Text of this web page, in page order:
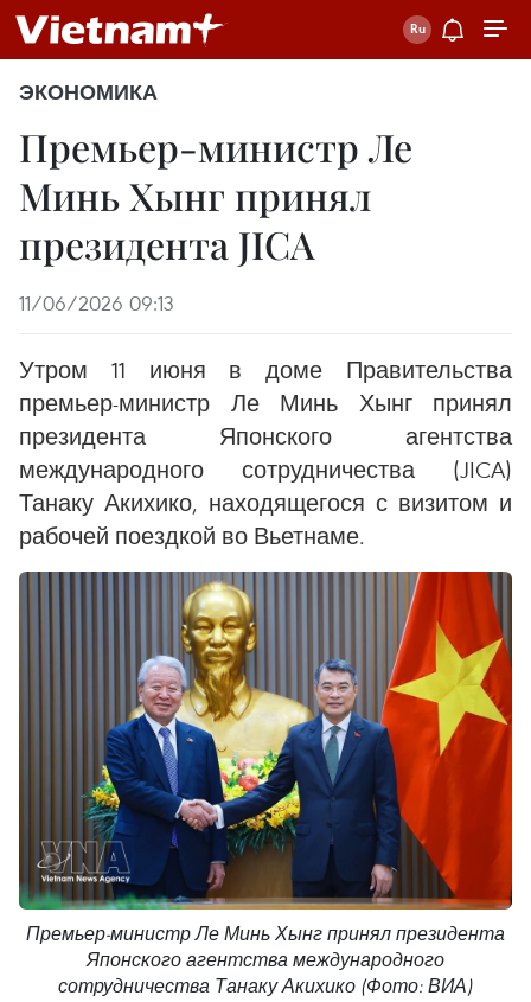
ЭКОНОМИКА
Премьер-министр Ле
Минь Хынг принял
президента JICA
11/06/2026 09:13
Утром 11 июня в доме Правительства
премьер-министр Ле Минь Хынг принял
президента Японского агентства
международного сотрудничества (JICA)
Танаку Акихико, находящегося с визитом и
рабочей поездкой во Вьетнаме.
Премьер-министр Ле Минь Хынг принял президента
Японского агентства международного
сотрудничества Танаку Акихико (Фото: ВИА)